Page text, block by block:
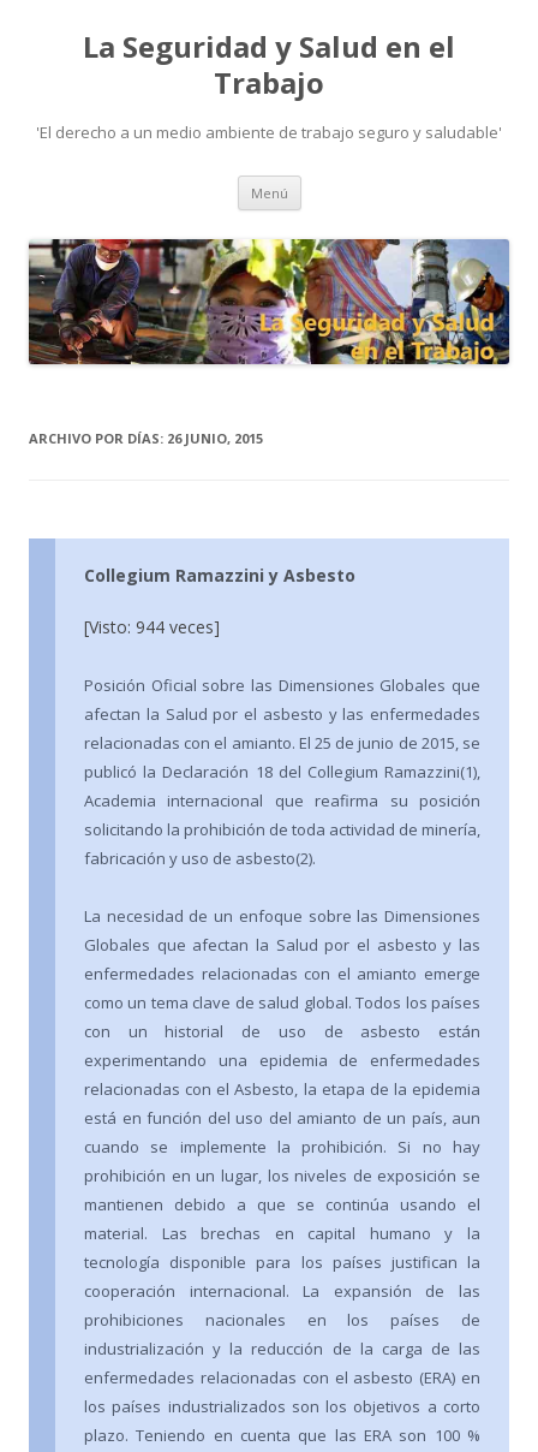
La Seguridad y Salud en el
Trabajo
'El derecho a un medio ambiente de trabajo seguro y saludable'
Menú Ir
contenido
ARCHIVO POR DÍAS: 26 JUNIO, 2015
Collegium Ramazzini y Asbesto
[Visto: 944 veces]
Posición Oficial sobre las Dimensiones Globales que
afectan la Salud por el asbesto y las enfermedades
relacionadas con el amianto. El 25 de junio de 2015, se
publicó la Declaración 18 del Collegium Ramazzini(1),
Academia internacional que reafirma su posición
solicitando la prohibición de toda actividad de minería,
fabricación y uso de asbesto(2).
La necesidad de un enfoque sobre las Dimensiones
Globales que afectan la Salud por el asbesto y las
enfermedades relacionadas con el amianto emerge
como un tema clave de salud global. Todos los países
con un historial de uso de asbesto están
experimentando una epidemia de enfermedades
relacionadas con el Asbesto, la etapa de la epidemia
está en función del uso del amianto de un país, aun
cuando se implemente la prohibición. Si no hay
prohibición en un lugar, los niveles de exposición se
mantienen debido a que se continúa usando el
material. Las brechas en capital humano y la
tecnología disponible para los países justifican la
cooperación internacional. La expansión de las
prohibiciones nacionales en los países de
industrialización y la reducción de la carga de las
enfermedades relacionadas con el asbesto (ERA) en
los países industrializados son los objetivos a corto
plazo. Teniendo en cuenta que las ERA son 100 %